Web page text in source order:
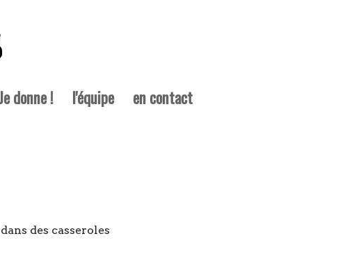
donne ! l'équipe en contact
des casseroles